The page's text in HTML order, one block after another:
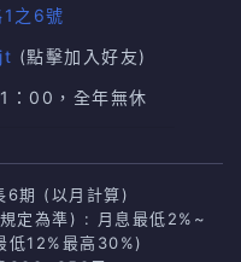
之6號
(點擊加入好友)
：00，全年無休
6期 (以月計算)
定為準) : 月息最低2%~
低12%最高30%)